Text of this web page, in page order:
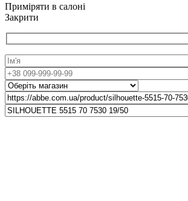
Приміряти в салоні
Закрити